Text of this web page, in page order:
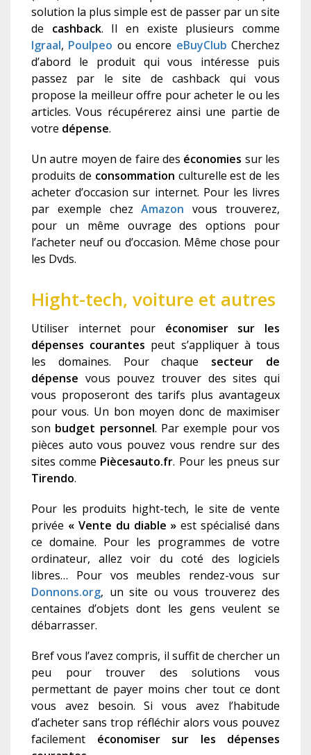
solution la plus simple est de passer par un site
de cashback. Il en existe plusieurs comme
Igraal, Poulpeo ou encore eBuyClub Cherchez
d’abord le produit qui vous intéresse puis
passez par le site de cashback qui vous
propose la meilleur offre pour acheter le ou les
articles. Vous récupérerez ainsi une partie de
votre dépense.
Un autre moyen de faire des économies sur les
produits de consommation culturelle est de les
acheter d’occasion sur internet. Pour les livres
par exemple chezAmazonvous trouverez,
pour un même ouvrage des options pour
l’acheter neuf ou d’occasion. Même chose pour
les Dvds.
Hight-tech, voiture et autres
Utiliser internet pour économiser sur les
dépenses courantes peut s’appliquer à tous
les domaines. Pour chaque secteur de
dépense vous pouvez trouver des sites qui
vous proposeront des tarifs plus avantageux
pour vous. Un bon moyen donc de maximiser
son budget personnel. Par exemple pour vos
pièces auto vous pouvez vous rendre sur des
sites comme Piècesauto.fr. Pour les pneus sur
Tirendo.
Pour les produits hight-tech, le site de vente
privée « Vente du diable » est spécialisé dans
ce domaine. Pour les programmes de votre
ordinateur, allez voir du coté des logiciels
libres… Pour vos meubles rendez-vous sur
Donnons.org, un site ou vous trouverez des
centaines d’objets dont les gens veulent se
débarrasser.
Bref vous l’avez compris, il suffit de chercher un
peu pour trouver des solutions vous
permettant de payer moins cher tout ce dont
vous avez besoin. Si vous avez l’habitude
d’acheter sans trop réfléchir alors vous pouvez
facilement économiser sur les dépenses